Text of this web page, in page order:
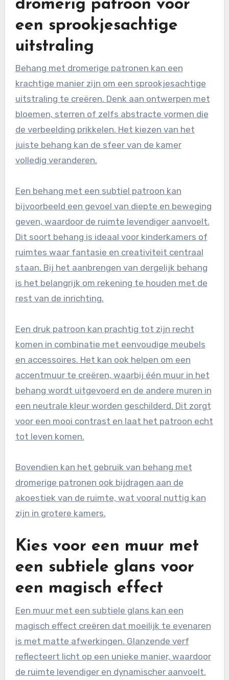
dromerig patroon voor
een sprookjesachtige
uitstraling
Behang met dromerige patronen kan een
krachtige manier zijn om een sprookjesachtige
uitstraling te creëren. Denk aan ontwerpen met
bloemen, sterren of zelfs abstracte vormen die
de verbeelding prikkelen. Het kiezen van het
juiste behang kan de sfeer van de kamer
volledig veranderen.
Een behang met een subtiel patroon kan
bijvoorbeeld een gevoel van diepte en beweging
geven, waardoor de ruimte levendiger aanvoelt.
Dit soort behang is ideaal voor kinderkamers of
ruimtes waar fantasie en creativiteit centraal
staan. Bij het aanbrengen van dergelijk behang
is het belangrijk om rekening te houden met de
rest van de inrichting.
Een druk patroon kan prachtig tot zijn recht
komen in combinatie met eenvoudige meubels
en accessoires. Het kan ook helpen om een
accentmuur te creëren, waarbij één muur in het
behang wordt uitgevoerd en de andere muren in
een neutrale kleur worden geschilderd. Dit zorgt
voor een mooi contrast en laat het patroon echt
tot leven komen.
Bovendien kan het gebruik van behang met
dromerige patronen ook bijdragen aan de
akoestiek van de ruimte, wat vooral nuttig kan
zijn in grotere kamers.
Kies voor een muur met
een subtiele glans voor
een magisch effect
Een muur met een subtiele glans kan een
magisch effect creëren dat moeilijk te evenaren
is met matte afwerkingen. Glanzende verf
reflecteert licht op een unieke manier, waardoor
de ruimte levendiger en dynamischer aanvoelt.